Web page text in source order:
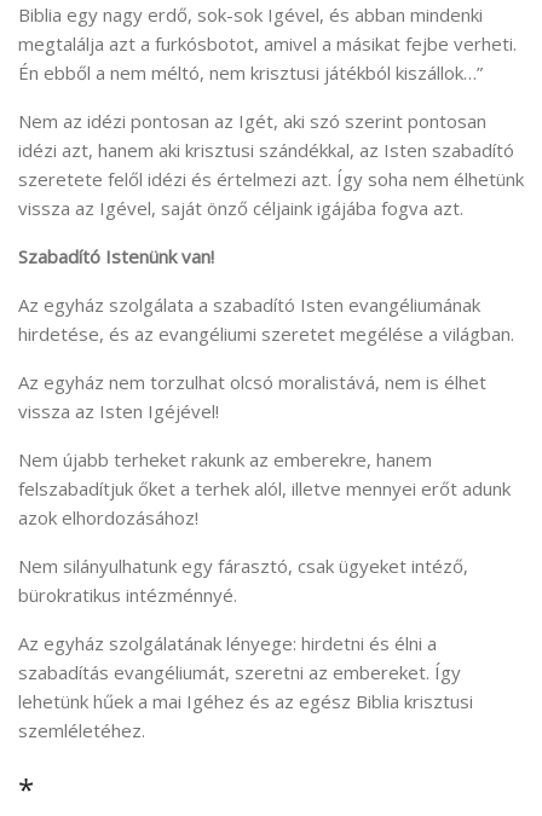
Biblia egy nagy erdő, sok-sok Igével, és abban mindenki
megtalálja azt a furkósbotot, amivel a másikat fejbe verheti.
Én ebből a nem méltó, nem krisztusi játékból kiszállok…”
Nem az idézi pontosan az Igét, aki szó szerint pontosan
idézi azt, hanem aki krisztusi szándékkal, az Isten szabadító
szeretete felől idézi és értelmezi azt. Így soha nem élhetünk
vissza az Igével, saját önző céljaink igájába fogva azt.
Szabadító Istenünk van!
Az egyház szolgálata a szabadító Isten evangéliumának
hirdetése, és az evangéliumi szeretet megélése a világban.
Az egyház nem torzulhat olcsó moralistává, nem is élhet
vissza az Isten Igéjével!
Nem újabb terheket rakunk az emberekre, hanem
felszabadítjuk őket a terhek alól, illetve mennyei erőt adunk
azok elhordozásához!
Nem silányulhatunk egy fárasztó, csak ügyeket intéző,
bürokratikus intézménnyé.
Az egyház szolgálatának lényege: hirdetni és élni a
szabadítás evangéliumát, szeretni az embereket. Így
lehetünk hűek a mai Igéhez és az egész Biblia krisztusi
szemléletéhez.
*